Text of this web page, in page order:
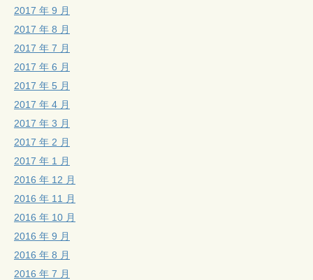
2017 年 9 月
2017 年 8 月
2017 年 7 月
2017 年 6 月
2017 年 5 月
2017 年 4 月
2017 年 3 月
2017 年 2 月
2017 年 1 月
2016 年 12 月
2016 年 11 月
2016 年 10 月
2016 年 9 月
2016 年 8 月
2016 年 7 月